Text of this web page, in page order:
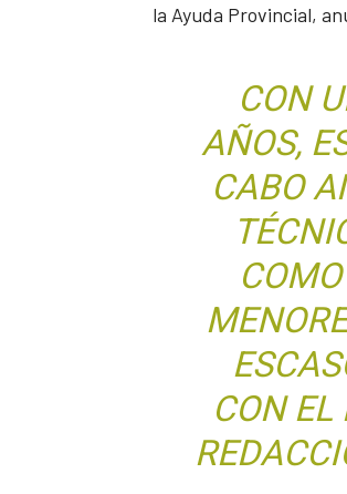
la Ayuda Provincial,
CON
AÑOS,
CABO
CON